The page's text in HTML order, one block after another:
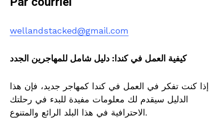
wellandstacked@gmail.com
كيفية العمل في كندا: دليل شامل للمهاجرين الجدد
إذا كنت تفكر في العمل في كندا كمهاجر جديد، فإن هذا
الدليل سيقدم لك معلومات مفيدة للبدء في رحلتك
الاحترافية في هذا البلد الرائع والمتنوع.